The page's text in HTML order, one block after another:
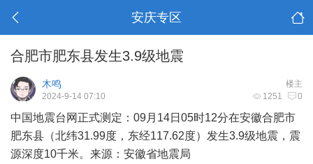
安庆专区
合肥市肥东县发生3.9级地震
楼主
木鸣
1251 0
2024-9-14 07:10
中国地震台网正式测定：09月14日05时12分在安徽合肥市
肥东县（北纬31.99度，东经117.62度）发生3.9级地震，震
源深度10千米。来源：安徽省地震局